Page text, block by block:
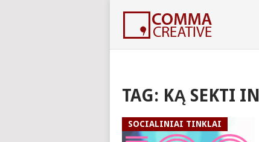
TAG: KĄ SEKTI
SOCIALINIAI TINKLAI